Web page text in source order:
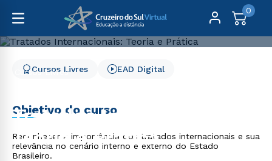
0
Cursos Livres
Tratados Internacionais:
Teoria e Prática
Cursos Livres EAD Digital
Objetivo do curso
Reconhecer a importância dos tratados internacionais e sua
relevância no cenário interno e externo do Estado
Brasileiro.